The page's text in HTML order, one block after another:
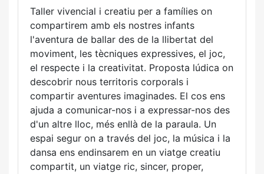
Taller vivencial i creatiu per a famílies on
compartirem amb els nostres infants
l'aventura de ballar des de la llibertat del
moviment, les tècniques expressives, el joc,
el respecte i la creativitat. Proposta lúdica on
descobrir nous territoris corporals i
compartir aventures imaginades. El cos ens
ajuda a comunicar-nos i a expressar-nos des
d'un altre lloc, més enllà de la paraula. Un
espai segur on a través del joc, la música i la
dansa ens endinsarem en un viatge creatiu
compartit, un viatge ric, sincer, proper,